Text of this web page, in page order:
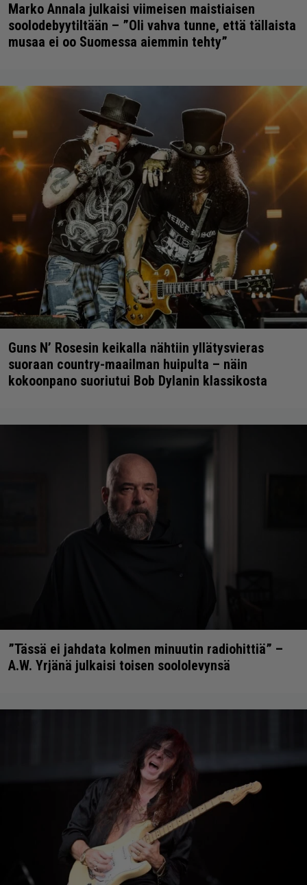
Marko Annala julkaisi viimeisen maistiaisen
soolodebyytiltään – ”Oli vahva tunne, että tällaista
musaa ei oo Suomessa aiemmin tehty”
Guns N’ Rosesin keikalla nähtiin yllätysvieras
suoraan country-maailman huipulta – näin
kokoonpano suoriutui Bob Dylanin klassikosta
”Tässä ei jahdata kolmen minuutin radiohittiä” –
A.W. Yrjänä julkaisi toisen soololevynsä